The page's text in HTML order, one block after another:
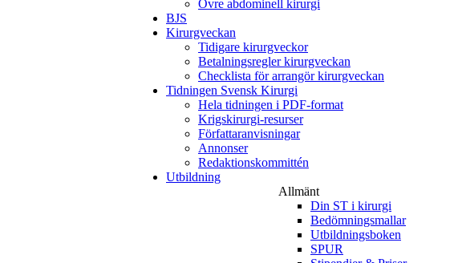
Övre abdominell kirurgi
BJS
Kirurgveckan
Tidigare kirurgveckor
Betalningsregler kirurgveckan
Checklista för arrangör kirurgveckan
Tidningen Svensk Kirurgi
Hela tidningen i PDF-format
Krigskirurgi-resurser
Författaranvisningar
Annonser
Redaktionskommittén
Utbildning
Allmänt
Din ST i kirurgi
Bedömningsmallar
Utbildningsboken
SPUR